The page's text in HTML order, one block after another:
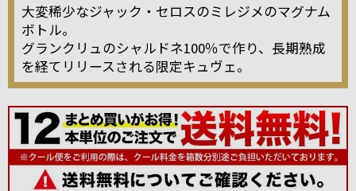
大変稀少なジャック・セロスのミレジメのマグナム
ボトル。
グランクリュのシャルドネ100％で作り、長期熟成
を経てリリースされる限定キュヴェ。